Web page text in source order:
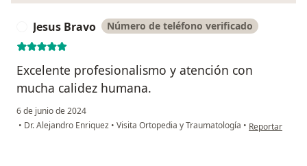
Jesus Bravo Número de teléfono verificado
Excelente profesionalismo y atención con
mucha calidez humana.
6 de junio de 2024
• Dr. Alejandro Enriquez • Visita Ortopedia y Traumatología • en opinión del
Reportar